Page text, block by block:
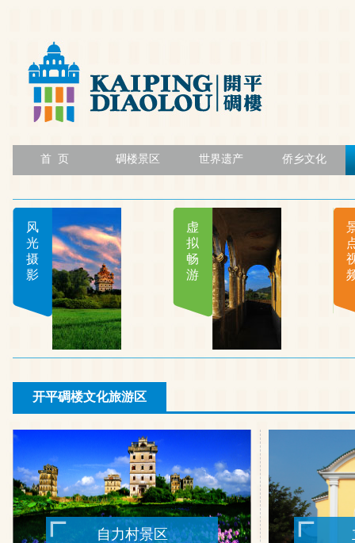
首 页 碉楼景区 世界遗产 侨乡文化
风
光
摄
影
虚
拟
畅
游
开平碉楼文化旅游区
自力村景区